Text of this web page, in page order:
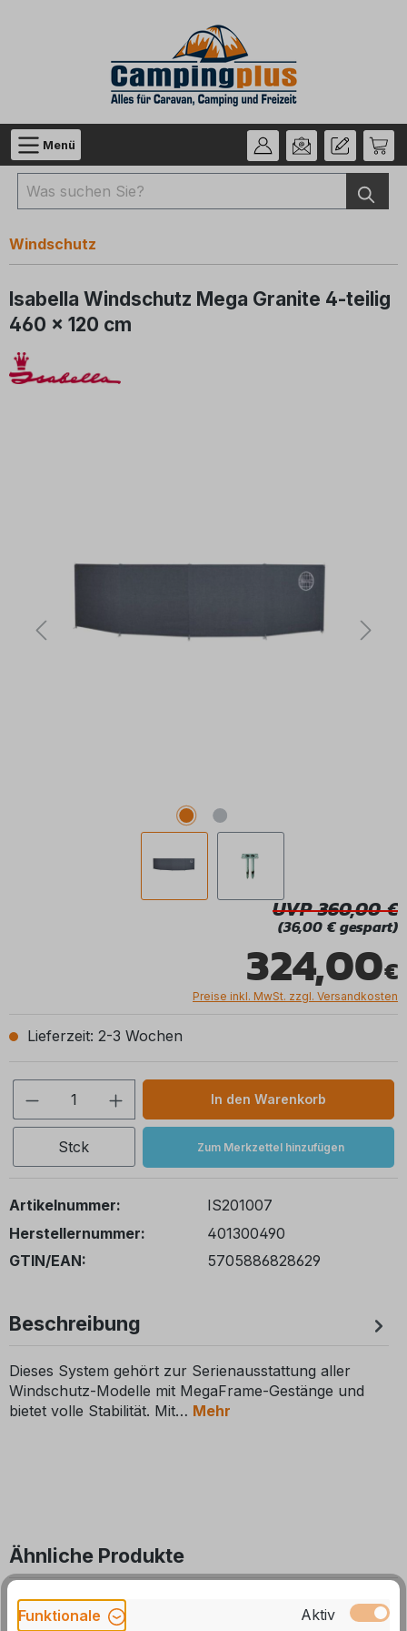
Zum Hauptinhalt springen
Menü
Windschutz
Isabella Windschutz Mega Granite 4-teilig
460 x 120 cm
324,00
UVP 360,00
(36,00 € gespart)
Preise inkl. MwSt. zzgl. Versandkosten
Lieferzeit: 2-3 Wochen
Produkt Anzahl: Gib den gewünschten
In den Warenkorb
Stck Zum Merkzettel hinzufügen
Artikelnummer:
IS201007
Herstellernummer:
401300490
GTIN/EAN:
5705886828629
Beschreibung
Dieses System gehört zur Serienausstattung aller
Windschutz-Modelle mit MegaFrame-Gestänge und
bietet volle Stabilität. Mit Mehr
Ähnliche Produkte
Produktgalerie überspringen 10 %
Funktionale Aktiv